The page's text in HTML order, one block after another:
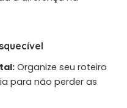
Organize seu roteiro
para não perder as